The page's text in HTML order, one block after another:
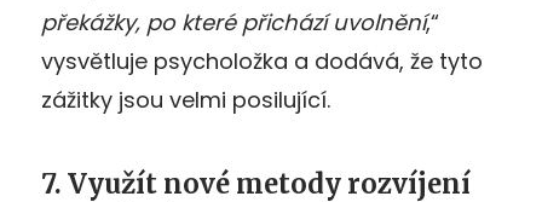
překážky, po které přichází uvolnění,“
vysvětluje psycholožka a dodává, že tyto
zážitky jsou velmi posilující.
7. Využít nové metody rozvíjení